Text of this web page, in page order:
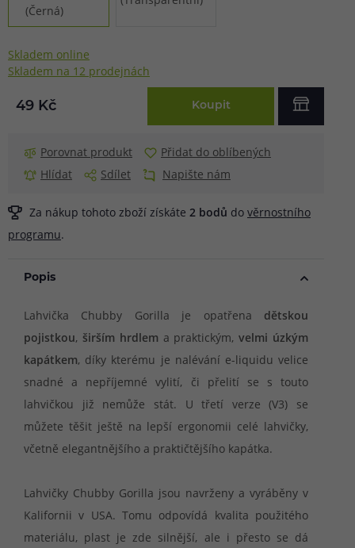
Skladem online
Skladem na 12 prodejnách
49 Kč Koupit
Porovnat produkt
Přidat do oblíbených
Hlídat
Sdílet Napište nám
Za nákup tohoto zboží získáte 2 bodů do věrnostního
programu.
Popis
Lahvička Chubby Gorilla je opatřena dětskou
pojistkou, širším hrdlem a praktickým,velmi úzkým
kapátkem, díky kterému je nalévání e-liquidu velice
snadné a nepříjemné vylití, či přelití se s touto
lahvičkou již nemůže stát. U třetí verze (V3) se
můžete těšit ještě na lepší ergonomii celé lahvičky,
včetně elegantnějšího a praktičtějšího kapátka.
Lahvičky Chubby Gorilla jsou navrženy a vyráběny v
Kalifornii v USA. Tomu odpovídá kvalita použitého
materiálu, plast je zde silnější, ale i přesto se dá